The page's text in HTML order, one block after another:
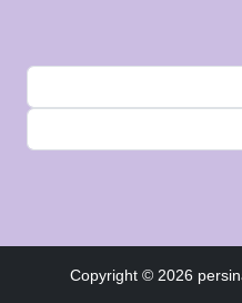
Copyright © 2026